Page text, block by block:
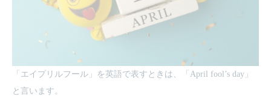
「エイプリルフール」を英語で表すときは、「April fool’s day」
と言います。